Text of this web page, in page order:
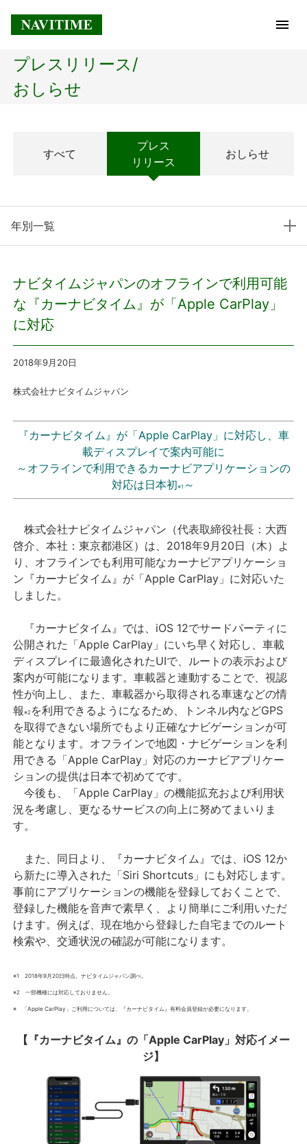
トップページ
経営理念
プレスリリース
個人向けサービス
法人向けサービス
English
プレスリリース/
おしらせ
すべて
プレス
リリース
おしらせ
年別一覧
ナビタイムジャパンのオフラインで利用可能
な『カーナビタイム』が「Apple CarPlay」
に対応
2018年9月20日
株式会社ナビタイムジャパン
『カーナビタイム』が「Apple CarPlay」に対応し、車
載ディスプレイで案内可能に
～オフラインで利用できるカーナビアプリケーションの
対応は日本初※1 ～
株式会社ナビタイムジャパン（代表取締役社長：大西
啓介、本社：東京都港区）は、2018年9月20日（木）よ
り、オフラインでも利用可能なカーナビアプリケーショ
ン『カーナビタイム』が「Apple CarPlay」に対応いた
しました。
『カーナビタイム』では、iOS 12でサードパーティに
公開された「Apple CarPlay」にいち早く対応し、車載
ディスプレイに最適化されたUIで、ルートの表示および
案内が可能になります。車載器と連動することで、視認
性が向上し、また、車載器から取得される車速などの情
報※2 を利用できるようになるため、トンネル内などGPS
を取得できない場所でもより正確なナビゲーションが可
能となります。オフラインで地図・ナビゲーションを利
用できる「Apple CarPlay」対応のカーナビアプリケー
ションの提供は日本で初めてです。
今後も、「Apple CarPlay」の機能拡充および利用状
況を考慮し、更なるサービスの向上に努めてまいりま
す。
また、同日より、『カーナビタイム』では、iOS 12か
ら新たに導入された「Siri Shortcuts」にも対応します。
事前にアプリケーションの機能を登録しておくことで、
登録した機能を音声で素早く、より簡単にご利用いただ
けます。例えば、現在地から登録した自宅までのルート
検索や、交通状況の確認が可能になります。
※1 2018年9月20日時点。ナビタイムジャパン調べ。
※2 一部機種には対応しておりません。
※ 「Apple CarPlay」ご利用については、『カーナビタイム』有料会員登録が必要になります。
【『カーナビタイム』の「Apple CarPlay」対応イメー
ジ】